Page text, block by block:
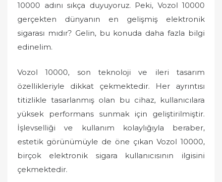
10000 adını sıkça duyuyoruz. Peki, Vozol 10000
gerçekten dünyanın en gelişmiş elektronik
sigarası mıdır? Gelin, bu konuda daha fazla bilgi
edinelim.
Vozol 10000, son teknoloji ve ileri tasarım
özellikleriyle dikkat çekmektedir. Her ayrıntısı
titizlikle tasarlanmış olan bu cihaz, kullanıcılara
yüksek performans sunmak için geliştirilmiştir.
İşlevselliği ve kullanım kolaylığıyla beraber,
estetik görünümüyle de öne çıkan Vozol 10000,
birçok elektronik sigara kullanıcısının ilgisini
çekmektedir.